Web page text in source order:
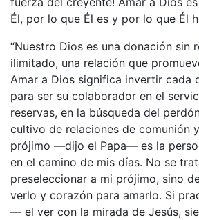
Él, por lo que Él es y por lo que Él
“Nuestro Dios es una donación sin
ilimitado, una relación que
Amar a Dios significa invertir cada
para ser su colaborador en el
reservas, en la búsqueda del
cultivo de relaciones de comunión
prójimo —dijo el Papa— es la
en el camino de mis días. No se
preseleccionar a mi prójimo, sino
verlo y corazón para amarlo. Si
— el ver con la mirada de Jesús,